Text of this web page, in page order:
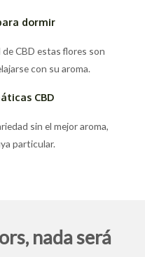
dormir
CBD estas flores son
con su aroma.
CBD
sin el mejor aroma,
particular.
nada será